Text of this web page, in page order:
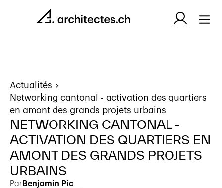
Actualités
Networking cantonal - activation des quartiers
en amont des grands projets urbains
NETWORKING CANTONAL -
ACTIVATION DES QUARTIERS EN
AMONT DES GRANDS PROJETS
URBAINS
Par Benjamin Pic